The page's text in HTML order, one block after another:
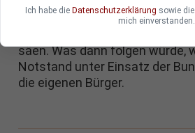
dienen sollen, die Menschen
säen. Was dann folgen würde,
Notstand unter Einsatz der
die eigenen Bürger.
Ich habe die Datenschutzerklärung sowie die
mich einverstanden.